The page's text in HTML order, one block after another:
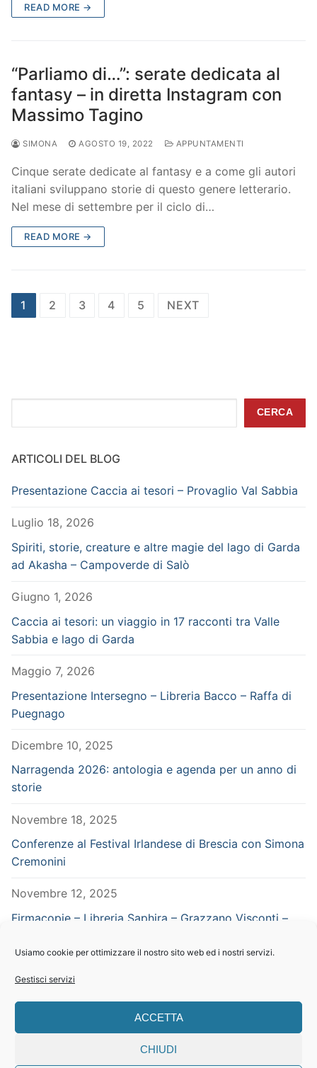
Usiamo cookie per ottimizzare il nostro sito web ed i nostri servizi.
Gestisci servizi
ACCETTA
CHIUDI
READ MORE →
“Parliamo di…”: serate dedicata al
fantasy – in diretta Instagram con
Massimo Tagino
SIMONA AGOSTO 19, 2022 APPUNTAMENTI
Cinque serate dedicate al fantasy e a come gli autori
italiani sviluppano storie di questo genere letterario.
Nel mese di settembre per il ciclo di…
READ MORE →
Paginazione
1 2 3 4 5 NEXT
CERCA
ARTICOLI DEL BLOG
Presentazione Caccia ai tesori – Provaglio Val Sabbia
Luglio 18, 2026
Spiriti, storie, creature e altre magie del lago di Garda
ad Akasha – Campoverde di Salò
Giugno 1, 2026
Caccia ai tesori: un viaggio in 17 racconti tra Valle
Sabbia e lago di Garda
Maggio 7, 2026
Presentazione Intersegno – Libreria Bacco – Raffa di
Puegnago
Dicembre 10, 2025
Narragenda 2026: antologia e agenda per un anno di
storie
Novembre 18, 2025
Conferenze al Festival Irlandese di Brescia con Simona
Cremonini
Novembre 12, 2025
Firmacopie – Libreria Saphira – Grazzano Visconti –
CERCA NEL SITO